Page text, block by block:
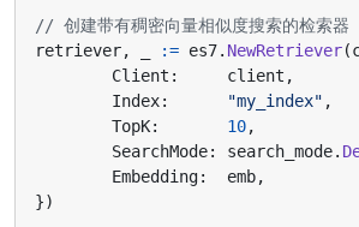
// 创建带有稠密向量相似度搜索的检索器
retriever, := es7. NewRetriever(
Client : client ,
Index: "my_index" ,
TopK: 10,
SearchMode: search_mode.
Embedding: emb,
})